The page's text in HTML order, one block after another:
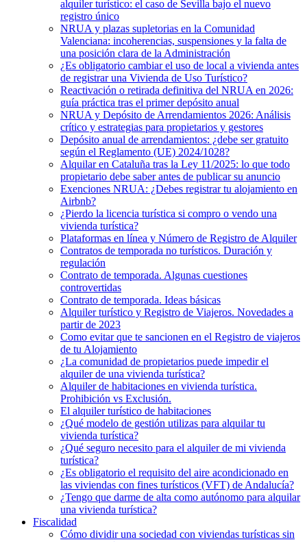
alquiler turístico: el caso de Sevilla bajo el nuevo
registro único
NRUA y plazas supletorias en la Comunidad
Valenciana: incoherencias, suspensiones y la falta de
una posición clara de la Administración
¿Es obligatorio cambiar el uso de local a vivienda antes
de registrar una Vivienda de Uso Turístico?
Reactivación o retirada definitiva del NRUA en 2026:
guía práctica tras el primer depósito anual
NRUA y Depósito de Arrendamientos 2026: Análisis
crítico y estrategias para propietarios y gestores
Depósito anual de arrendamientos: ¿debe ser gratuito
según el Reglamento (UE) 2024/1028?
Alquilar en Cataluña tras la Ley 11/2025: lo que todo
propietario debe saber antes de publicar su anuncio
Exenciones NRUA: ¿Debes registrar tu alojamiento en
Airbnb?
¿Pierdo la licencia turística si compro o vendo una
vivienda turística?
Plataformas en línea y Número de Registro de Alquiler
Contratos de temporada no turísticos. Duración y
regulación
Contrato de temporada. Algunas cuestiones
controvertidas
Contrato de temporada. Ideas básicas
Alquiler turístico y Registro de Viajeros. Novedades a
partir de 2023
Como evitar que te sancionen en el Registro de viajeros
de tu Alojamiento
¿La comunidad de propietarios puede impedir el
alquiler de una vivienda turística?
Alquiler de habitaciones en vivienda turística.
Prohibición vs Exclusión.
El alquiler turístico de habitaciones
¿Qué modelo de gestión utilizas para alquilar tu
vivienda turística?
¿Qué seguro necesito para el alquiler de mi vivienda
turística?
¿Es obligatorio el requisito del aire acondicionado en
las viviendas con fines turísticos (VFT) de Andalucía?
¿Tengo que darme de alta como autónomo para alquilar
una vivienda turística?
Fiscalidad
Cómo dividir una sociedad con viviendas turísticas sin